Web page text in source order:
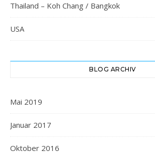
Thailand – Koh Chang / Bangkok
USA
BLOG ARCHIV
Mai 2019
Januar 2017
Oktober 2016